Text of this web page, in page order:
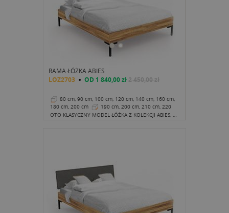
RAMA ŁÓŻKA ABIES
LOZ2703 OD 1 840,00 zł2 450,00 zł
80 cm, 90 cm, 100 cm, 120 cm, 140 cm, 160 cm,
180 cm, 200 cm
190 cm, 200 cm, 210 cm, 220
cm
38 cm OTO KLASYCZNY MODEL ŁÓŻKA Z KOLEKCJI ABIES, KTÓRY W SPOSÓB ZUPEŁNIE "NIEKLASYCZNY" ZWRÓCI NA SIEBIE TWOJĄ UWAGĘ.